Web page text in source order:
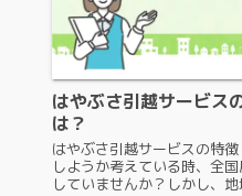
はやぶさ引越サービス
は？
はやぶさ引越サービスの特
しようか考えている時、全
していませんか？しかし、